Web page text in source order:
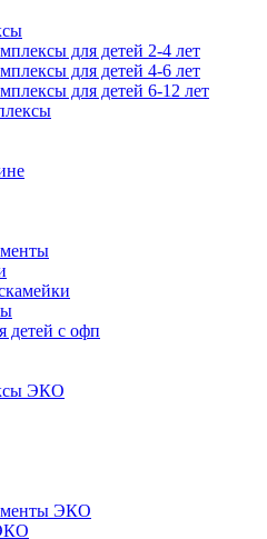
для детей 2-4 лет
для детей 4-6 лет
для детей 6-12 лет
детей с офп
ЭКО
ЭКО